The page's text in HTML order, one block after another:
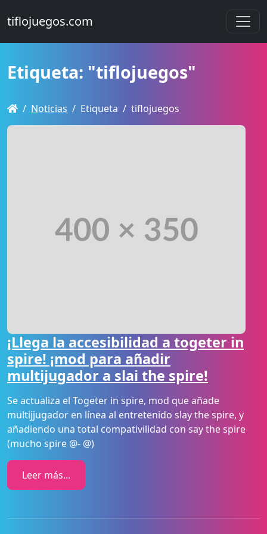
tiflojuegos.com
Etiqueta: "tiflojuegos"
Noticias Etiqueta tiflojuegos
¡Llega la accesibilidad a togeter in
spire! ¡mod para añadir
multijugador a slai the spire!
Se actualiza el Togeter in spire, mod que añade
multijjugador en línea al entretenido slay the spire, y
añadiendo una total compativilidad con say the spire
(mucho spire @- @)
Leer más...